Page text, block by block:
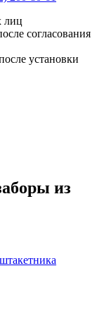
лиц
согласования
установки
из